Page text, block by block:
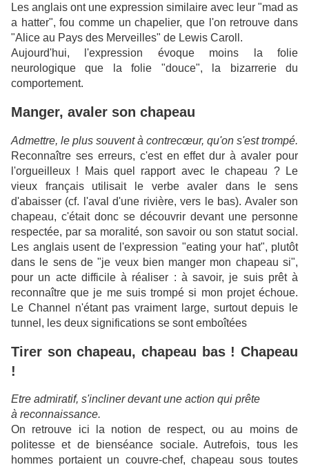
Les anglais ont une expression similaire avec leur "mad as
a hatter", fou comme un chapelier, que l'on retrouve dans
"Alice au Pays des Merveilles" de Lewis Caroll.
Aujourd'hui, l'expression évoque moins la folie
neurologique que la folie "douce", la bizarrerie du
comportement.
Manger, avaler son chapeau
Admettre, le plus souvent à contrecœur, qu'on s'est trompé.
Reconnaître ses erreurs, c'est en effet dur à avaler pour
l'orgueilleux ! Mais quel rapport avec le chapeau ? Le
vieux français utilisait le verbe avaler dans le sens
d'abaisser (cf. l'aval d'une rivière, vers le bas). Avaler son
chapeau, c'était donc se découvrir devant une personne
respectée, par sa moralité, son savoir ou son statut social.
Les anglais usent de l'expression "eating your hat", plutôt
dans le sens de "je veux bien manger mon chapeau si",
pour un acte difficile à réaliser : à savoir, je suis prêt à
reconnaître que je me suis trompé si mon projet échoue.
Le Channel n'étant pas vraiment large, surtout depuis le
tunnel, les deux significations se sont emboîtées
Tirer son chapeau, chapeau bas ! Chapeau
!
Etre admiratif, s'incliner devant une action qui prête
à reconnaissance.
On retrouve ici la notion de respect, ou au moins de
politesse et de bienséance sociale. Autrefois, tous les
hommes portaient un couvre-chef, chapeau sous toutes